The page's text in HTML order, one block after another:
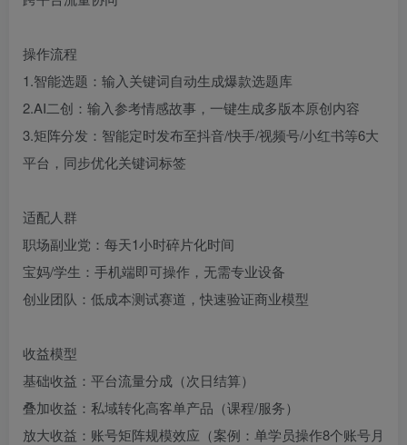
操作流程
1.智能选题：输入关键词自动生成爆款选题库
2.AI二创：输入参考情感故事，一键生成多版本原创内容
3.矩阵分发：智能定时发布至抖音/快手/视频号/小红书等6大
平台，同步优化关键词标签
适配人群
职场副业党：每天1小时碎片化时间
宝妈/学生：手机端即可操作，无需专业设备
创业团队：低成本测试赛道，快速验证商业模型
收益模型
基础收益：平台流量分成（次日结算）
叠加收益：私域转化高客单产品（课程/服务）
放大收益：账号矩阵规模效应（案例：单学员操作8个账号月